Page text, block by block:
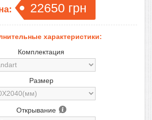
22650 грн
характеристики:
Комплектация
Размер
Открывание